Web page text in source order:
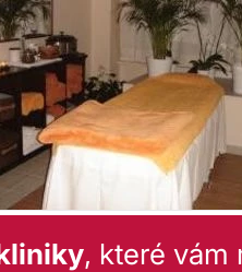
, které vám